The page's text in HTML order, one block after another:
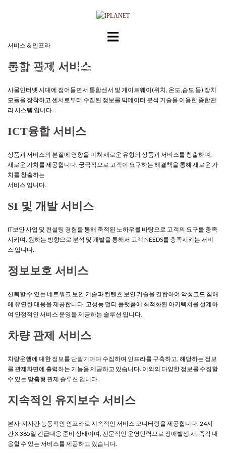
회사소개
공지 & 게시
블로그
서비스 & 인프라
통합 관제 서비스
사물인터넷 시대에 접어들면서 통합센서 및 게이트웨이(위치, 온도,습도 등) 장치
모듈을 장착하고 센서로부터 수집된 정보를 빅데이터 분석 기술을 이용한 종합관
리 시스템 입니다.
ICT융합 서비스
상품과 서비스의 본질에 영향을 미쳐 새로운 유형의 상품과 서비스를 창출하며,
새로운 가치를 제공합니다. 궁극적으로 고객이 요구하는 해결책을 통해 새로운 가
치를 창출하는
서비스 입니다.
SI 및 개발 서비스
IT보안 사업 및 컨설팅 경험을 통해 축적된 노하우를 바탕으로 고객의 요구를 충족
시키며, 원하는 방향으로 분석 및 개발을 통해서 고객 NEEDS를 충족시키는 서비
스 입니다.
정보보호 서비스
신뢰할 수 있는 네트워크 보안 기술과 컨텐츠 보안 기술을 결합하여 악성코드 침해
에 유연한 대응을 제공합니다. 고성능 멀티 플랫폼에 최적화된 아키텍쳐를 설계하
여 안정적인 서비스 운영을 제공하는 솔루션 입니다.
차량 관제 서비스
차량운행에 대한 정보를 단말기마다 수집하여 인프라를 구축하고, 해당하는 정보
를 관제화면에 출력하는 기능을 제공하고 있습니다. 이외의 다양한 정보를 수집할
수 있는 맞춤형 관제 솔루션 입니다.
지속적인 유지보수 서비스
본사-지사간 능동적인 인프라로 지속적인 서비스 모니터링을 제공합니다. 24시
간 X 365일 긴급대응 준비 상태이며, 전문적인 운영인력으로 장애발생 시, 즉각 대
응할 수 있는 서비스를 제공하고 있습니다.